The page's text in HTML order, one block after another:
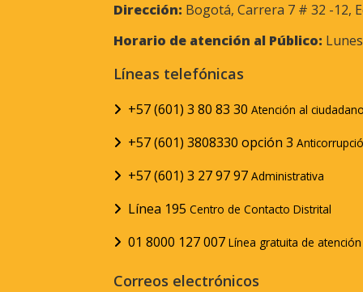
Dirección: Bogotá, Carrera 7 # 32 -12,
Horario de atención al Público:
Líneas telefónicas
+57 (601) 3 80 83 30 Atención al
+57 (601) 3808330 opción 3
+57 (601) 3 27 97 97 Administrativa
Línea 195 Centro de Contacto Distrital
01 8000 127 007 Línea gratuita de
Correos electrónicos